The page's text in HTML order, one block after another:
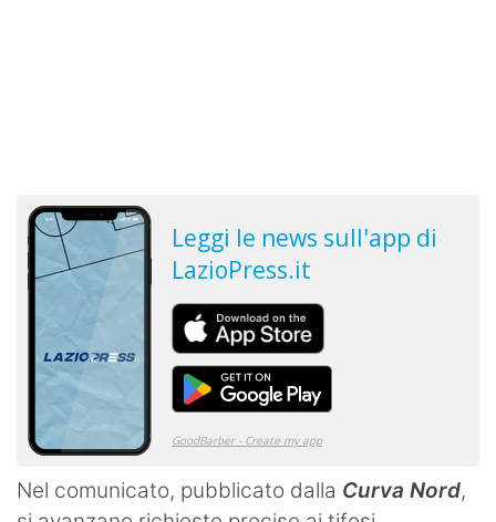
Nel comunicato, pubblicato dalla Curva Nord,